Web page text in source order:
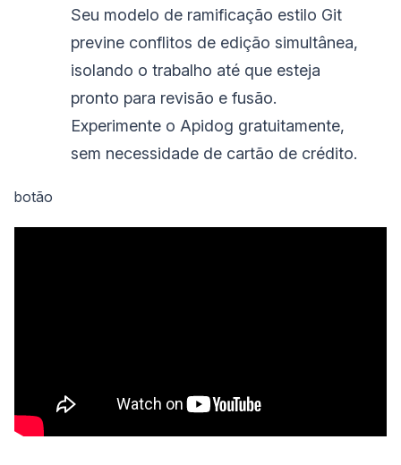
Seu modelo de ramificação estilo Git
previne conflitos de edição simultânea,
isolando o trabalho até que esteja
pronto para revisão e fusão.
Experimente o Apidog gratuitamente,
sem necessidade de cartão de crédito.
botão